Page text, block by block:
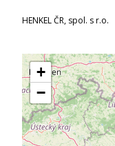
HENKEL ČR, spol. s r.o.
+
−